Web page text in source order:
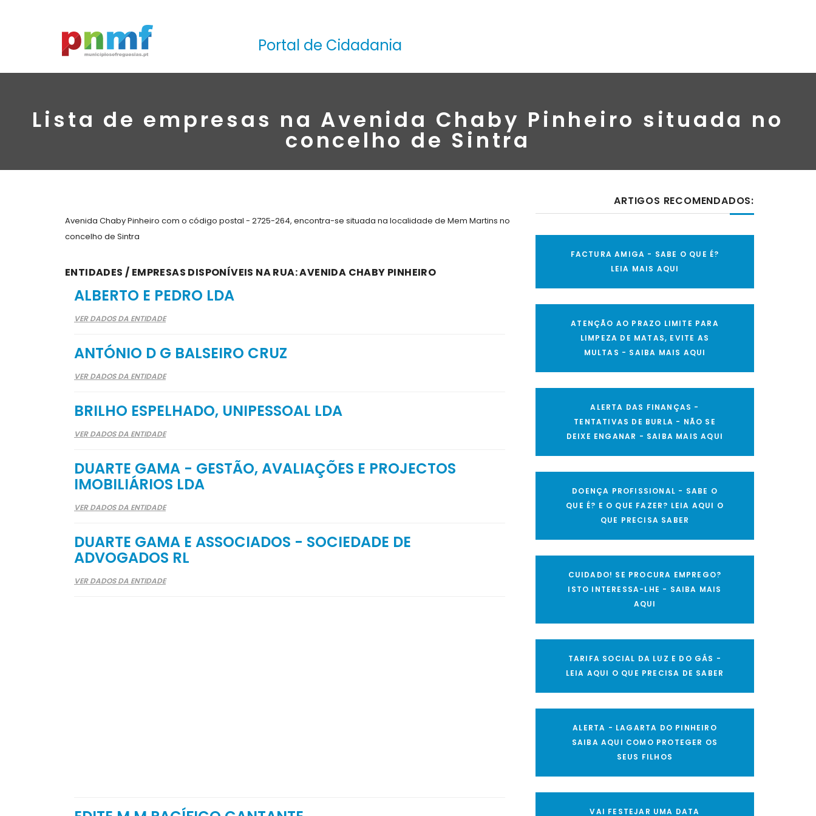
Portal de Cidadania
Lista de empresas na Avenida Chaby Pinheiro situada no
concelho de Sintra
Avenida Chaby Pinheiro com o código postal - 2725-264, encontra-se situada na localidade de Mem Martins no
concelho de Sintra
ENTIDADES / EMPRESAS DISPONÍVEIS NA RUA: AVENIDA CHABY PINHEIRO
ALBERTO E PEDRO LDA
VER DADOS DA ENTIDADE
ANTÓNIO D G BALSEIRO CRUZ
VER DADOS DA ENTIDADE
BRILHO ESPELHADO, UNIPESSOAL LDA
VER DADOS DA ENTIDADE
DUARTE GAMA - GESTÃO, AVALIAÇÕES E PROJECTOS
IMOBILIÁRIOS LDA
VER DADOS DA ENTIDADE
DUARTE GAMA E ASSOCIADOS - SOCIEDADE DE
ADVOGADOS RL
VER DADOS DA ENTIDADE
ARTIGOS RECOMENDADOS:
FACTURA AMIGA - SABE O QUE É?
LEIA MAIS AQUI
ATENÇÃO AO PRAZO LIMITE PARA
LIMPEZA DE MATAS, EVITE AS
MULTAS - SAIBA MAIS AQUI
ALERTA DAS FINANÇAS -
TENTATIVAS DE BURLA - NÃO SE
DEIXE ENGANAR - SAIBA MAIS AQUI
DOENÇA PROFISSIONAL - SABE O
QUE É? E O QUE FAZER? LEIA AQUI O
QUE PRECISA SABER
CUIDADO! SE PROCURA EMPREGO?
ISTO INTERESSA-LHE - SAIBA MAIS
AQUI
TARIFA SOCIAL DA LUZ E DO GÁS -
LEIA AQUI O QUE PRECISA DE SABER
ALERTA - LAGARTA DO PINHEIRO
SAIBA AQUI COMO PROTEGER OS
SEUS FILHOS
VAI FESTEJAR UMA DATA